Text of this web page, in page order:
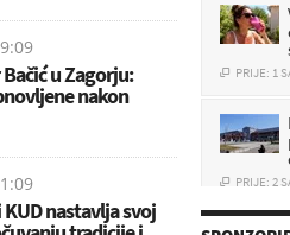
u Zagorju:
nakon
nastavlja svoj
PRIJE: 1
PRIJE: 2